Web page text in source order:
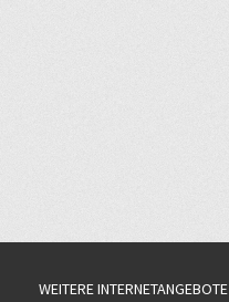
WEITERE INTERNETANGEBOTE